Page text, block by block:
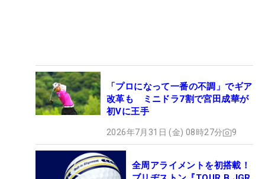
「プロになって一番の不調」でギア
改革も ミニドラ7割で宮田成華が
初Vに王手
2026年7月31日 (金) 08時27分 9
全周アライメントを初搭載！